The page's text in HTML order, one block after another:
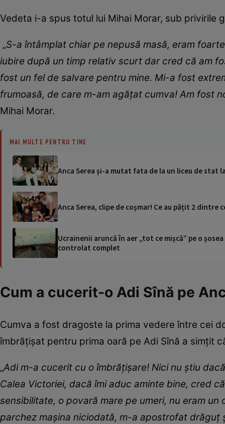
Vedeta i-a spus totul lui Mihai Morar, sub privirile
„S-a întâmplat chiar pe nepusă masă, eram
iubire după un timp relativ scurt dar cred că am
fost un fel de salvare pentru mine. Mi-a fost
frumoasă, de care m-am agățat cumva! Am fost
Mihai Morar.
MAI MULTE PENTRU TINE
Anca Serea și-a mutat fata de la un liceu de stat
Anca Serea, clipe de coșmar! Ce au pățit 2
Ucrainenii aruncă în aer „tot ce mișcă” pe o
controlat complet
Cum a cucerit-o Adi Sînă pe
Cumva a fost dragoste la prima vedere între cei
îmbrățișat pentru prima oară pe Adi Sînă a simțit
„Adi m-a cucerit cu o îmbrățișare! Nici nu știu
Calea Victoriei, dacă îmi aduc aminte bine, cred
sensibilitate, o povară mare pe umeri, nu eram
parchez mașina niciodată, m-a apostrofat